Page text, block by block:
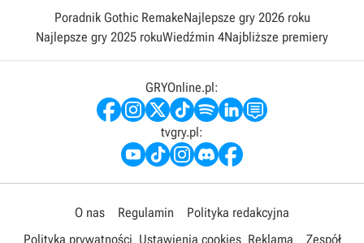
Poradnik Gothic RemakeNajlepsze gry 2026 roku
Najlepsze gry 2025 rokuWiedźmin 4Najbliższe premiery
GRYOnline.pl:
tvgry.pl:
O nas Regulamin
Polityka redakcyjna
Polityka prywatności Ustawienia cookies Reklama Zespół